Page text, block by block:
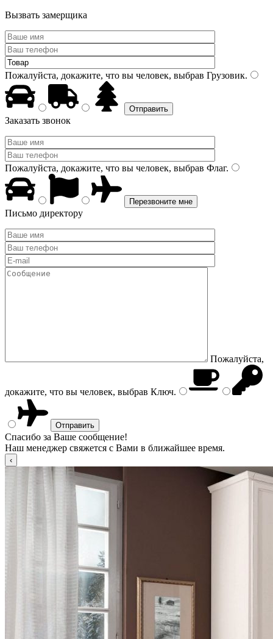
Вызвать замерщика
Пожалуйста, докажите, что вы человек, выбрав Грузовик.
Заказать звонок
Пожалуйста, докажите, что вы человек, выбрав Флаг.
Письмо директору
Пожалуйста,
докажите, что вы человек, выбрав Ключ.
Спасибо за Ваше сообщение!
Наш менеджер свяжется с Вами в ближайшее время.